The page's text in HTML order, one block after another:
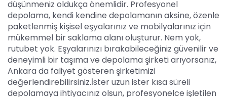
düşünmeniz oldukça önemlidir. Profesyonel
depolama, kendi kendine depolamanın aksine, özenle
paketlenmiş kişisel eşyalarınız ve mobilyalarınız için
mükemmel bir saklama alanı oluşturur. Nem yok,
rutubet yok. Eşyalarınızı bırakabileceğiniz güvenilir ve
deneyimli bir taşıma ve depolama şirketi arıyorsanız,
Ankara da faliyet gösteren şirketimizi
değerlendirebilirsiniz.İster uzun ister kısa süreli
depolamaya ihtiyacınız olsun, profesyonelce işletilen